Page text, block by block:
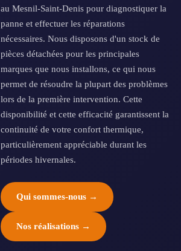
au Mesnil-Saint-Denis pour diagnostiquer la
panne et effectuer les réparations
nécessaires. Nous disposons d'un stock de
pièces détachées pour les principales
marques que nous installons, ce qui nous
permet de résoudre la plupart des problèmes
lors de la première intervention. Cette
disponibilité et cette efficacité garantissent la
continuité de votre confort thermique,
particulièrement appréciable durant les
périodes hivernales.
Qui sommes-nous →
Nos réalisations →